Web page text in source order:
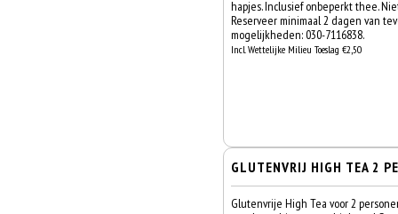
hapjes. Inclusief onbeperkt thee.
Reserveer minimaal 2 dagen van
mogelijkheden: 030-7116838.
Incl. Wettelijke Milieu Toeslag €2,50
GLUTENVRIJ HIGH TEA 2
Glutenvrije High Tea voor 2